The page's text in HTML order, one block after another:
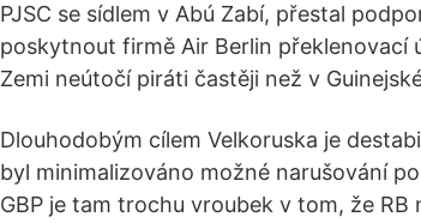
PJSC se sídlem v Abú Zabí, přestal
poskytnout firmě Air Berlin překlenovací
Zemi neútočí piráti častěji než v
Dlouhodobým cílem Velkoruska je
byl minimalizováno možné narušování
GBP je tam trochu vroubek v tom, že